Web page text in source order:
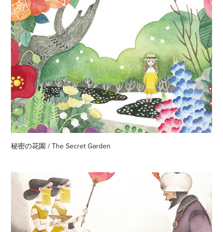
秘密の花園 / The Secret Garden